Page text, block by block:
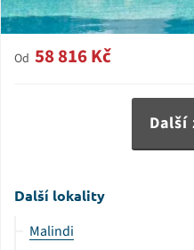
Od 58 816 Kč
Další
Další lokality
Malindi